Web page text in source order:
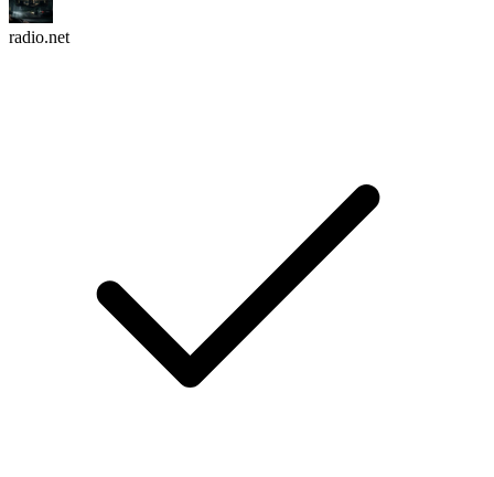
radio.net